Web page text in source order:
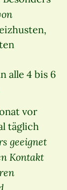
alle 4 bis 6
vor
täglich
geeignet
Kontakt